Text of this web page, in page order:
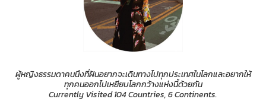
ผู้หญิงธรรมดาคนนึงที่ฝันอยากจะเดินทางไปทุกประเทศในโลกและอยากให้
ทุกคนออกไปเหยียบโลกกว้างแห่งนี้ด้วยกัน
Currently Visited 104 Countries, 6 Continents.